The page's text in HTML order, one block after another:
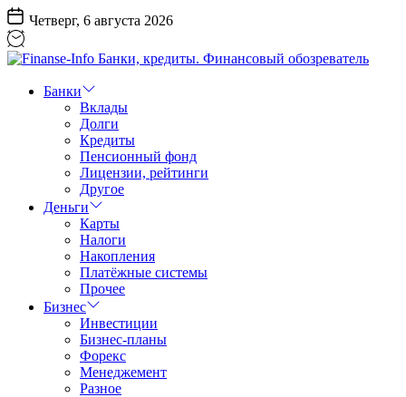
Перейти
к
содержанию
Четверг, 6 августа 2026
Info
Финансовый
обозреватель
Банки
Вклады
Долги
Кредиты
Пенсионный фонд
Лицензии, рейтинги
Другое
Деньги
Карты
Налоги
Накопления
Платёжные системы
Прочее
Бизнес
Инвестиции
Бизнес-планы
Форекс
Менеджемент
Разное